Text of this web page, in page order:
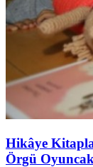
Hikâye
Örgü